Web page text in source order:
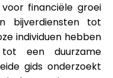
financiële groei
bijverdiensten tot
individuen hebben
een duurzame
gids onderzoekt